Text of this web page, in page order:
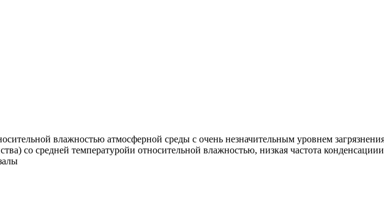
влажностью атмосферной среды с очень незначительным уровнем
со средней температуройи относительной влажностью, низкая частота